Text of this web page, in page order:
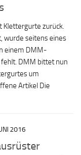
Klettergurte zurück.
wurde seitens eines
einem DMM-
DMM bittet nun
um
Artikel Die
2016